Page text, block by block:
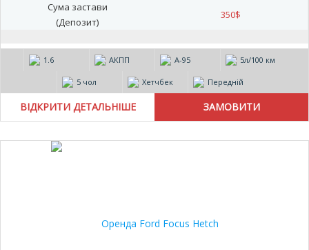
Сума застави
(Депозит)
350$
1.6 АКПП А-95 5л/100 км
5 чол Хетчбек Передній
ВІДКРИТИ ДЕТАЛЬНІШЕ